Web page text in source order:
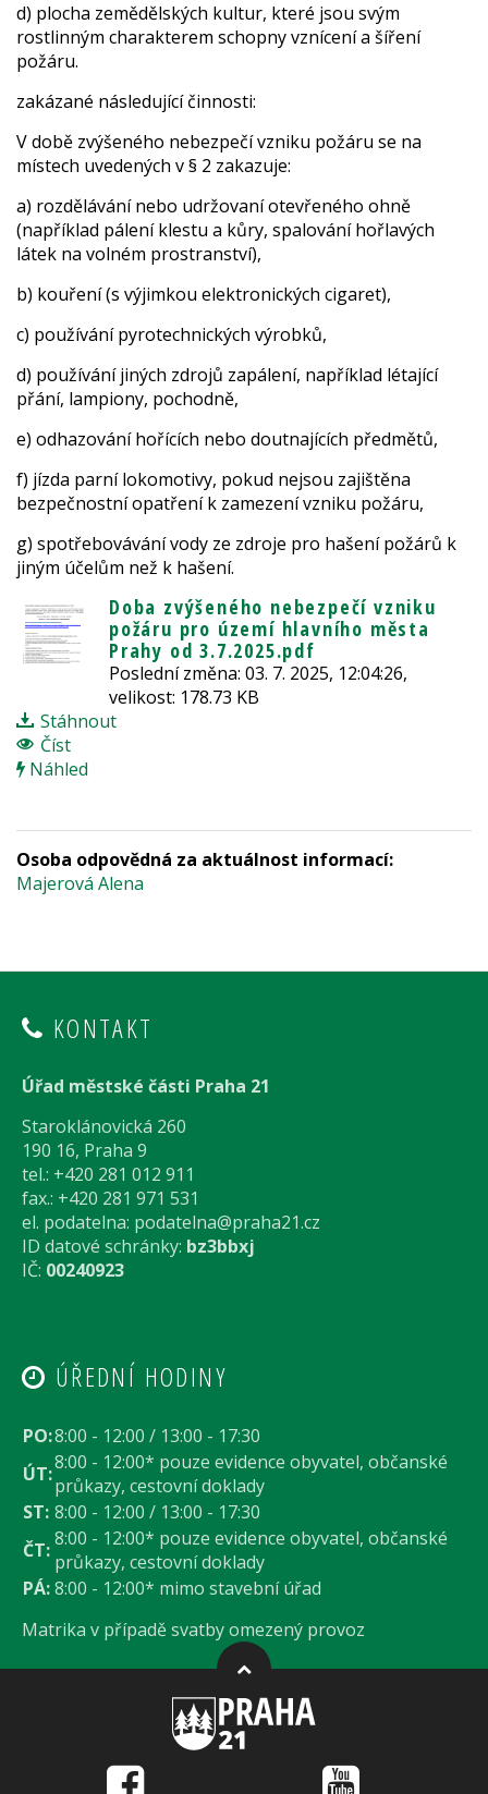
d) plocha zemědělských kultur, které jsou svým
rostlinným charakterem schopny vznícení a šíření
požáru.
zakázané následující činnosti:
V době zvýšeného nebezpečí vzniku požáru se na
místech uvedených v § 2 zakazuje:
a) rozdělávání nebo udržovaní otevřeného ohně
(například pálení klestu a kůry, spalování hořlavých
látek na volném prostranství),
b) kouření (s výjimkou elektronických cigaret),
c) používání pyrotechnických výrobků,
d) používání jiných zdrojů zapálení, například létající
přání, lampiony, pochodně,
e) odhazování hořících nebo doutnajících předmětů,
f) jízda parní lokomotivy, pokud nejsou zajištěna
bezpečnostní opatření k zamezení vzniku požáru,
g) spotřebovávání vody ze zdroje pro hašení požárů k
jiným účelům než k hašení.
Doba zvýšeného nebezpečí vzniku
požáru pro území hlavního města
Prahy od 3.7.2025.pdf
Poslední změna: 03. 7. 2025, 12:04:26,
velikost: 178.73 KB
Stáhnout
Číst
Náhled
Osoba odpovědná za aktuálnost informací:
Majerová Alena
KONTAKT
Úřad městské části Praha 21
Staroklánovická 260
190 16, Praha 9
tel.: +420 281 012 911
fax.: +420 281 971 531
el. podatelna: podatelna@praha21.cz
ID datové schránky: bz3bbxj
IČ: 00240923
ÚŘEDNÍ HODINY
PO:8:00 - 12:00 / 13:00 - 17:30
ÚT:8:00 - 12:00* pouze evidence obyvatel, občanské
průkazy, cestovní doklady
ST: 8:00 - 12:00 / 13:00 - 17:30
ČT:8:00 - 12:00* pouze evidence obyvatel, občanské
průkazy, cestovní doklady
PÁ:8:00 - 12:00* mimo stavební úřad
Matrika v případě svatby omezený provoz